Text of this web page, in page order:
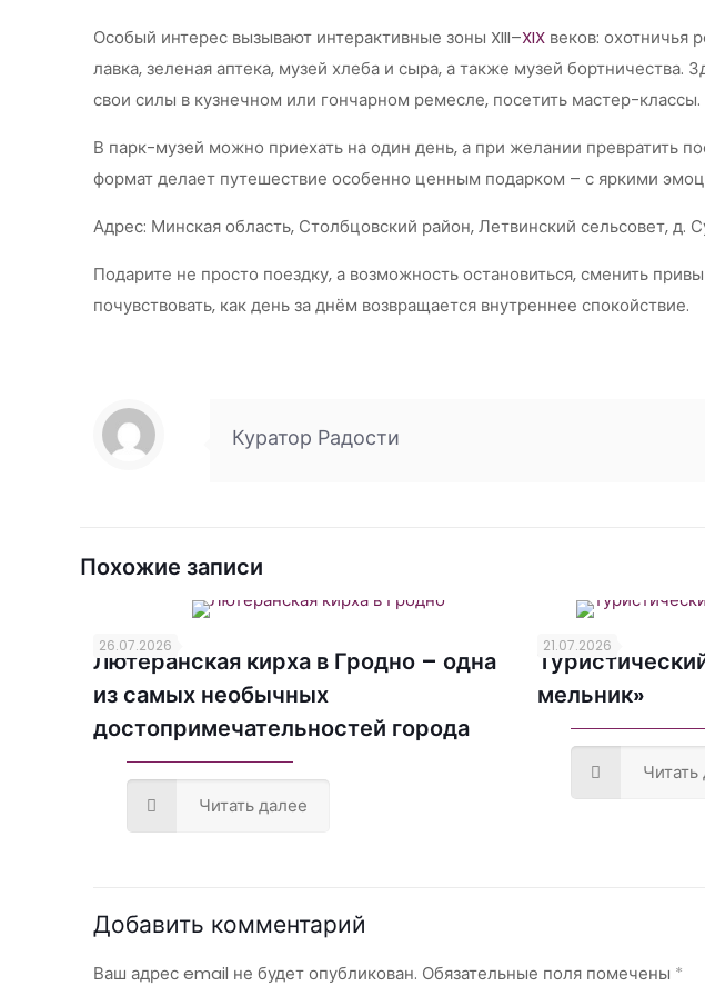
Особый интерес вызывают интерактивные зоны XIII–XIX веков: охотничья
лавка, зеленая аптека, музей хлеба и сыра, а также музей
свои силы в кузнечном или гончарном ремесле, посетить мастер-классы.
В парк-музей можно приехать на один день, а при желании превратить
формат делает путешествие особенно ценным подарком – с яркими
Адрес: Минская область, Столбцовский район, Летвинский сельсовет, д.
Подарите не просто поездку, а возможность остановиться, сменить
почувствовать, как день за днём возвращается внутреннее спокойствие.
Куратор Радости
Похожие записи
26.07.2026
Лютеранская кирха в Гродно – одна
из самых необычных
достопримечательностей города
Читать далее
21.07.2026
мельник»
Читать
Добавить комментарий
Ваш адрес email не будет опубликован. Обязательные поля помечены *